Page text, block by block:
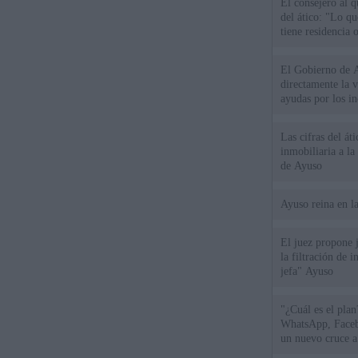
El consejero al
del ático: "Lo
tiene residencia
El Gobierno de
directamente la
ayudas por los
Las cifras del
inmobiliaria a la
de Ayuso
Ayuso reina en
El juez propone
la filtración de
jefa" Ayuso
"¿Cuál es el
WhatsApp,
un nuevo cruce